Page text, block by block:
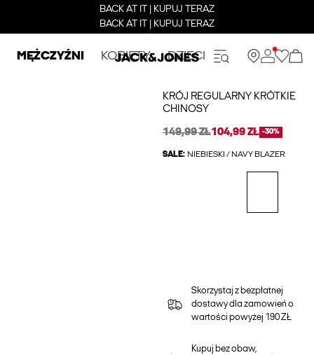
BACK AT IT | KUPUJ TERAZ
BACK AT IT | KUPUJ TERAZ
MĘŻCZYŹNI KOBIETY DZIECI
KRÓJ REGULARNY KRÓTKIE
CHINOSY
149,99 ZŁ104,99 ZŁ -30%
SALE: NIEBIESKI / NAVY BLAZER
Skorzystaj z bezpłatnej
dostawy dla zamowień o
wartości powyżej 190 ZŁ
Kupuj bez obaw,